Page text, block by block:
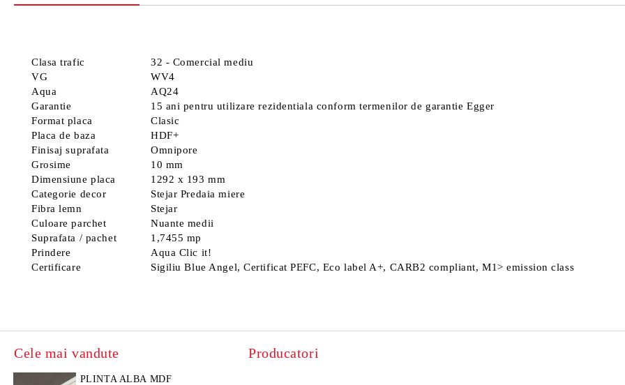
Clasa trafic
32 - Comercial mediu
VG
WV4
Aqua
AQ24
Garantie
15 ani pentru utilizare rezidentiala conform termenilor de garantie Egger
Format placa
Clasic
Placa de baza
HDF+
Finisaj suprafata
Omnipore
Grosime
10 mm
Dimensiune placa
1292 x 193 mm
Categorie decor
Stejar Predaia miere
Fibra lemn
Stejar
Culoare parchet
Nuante medii
Suprafata / pachet
1,7455 mp
Prindere
Aqua Clic it!
Certificare
Sigiliu Blue Angel, Certificat PEFC, Eco label A+, CARB2 compliant, M1> emission class
Cele mai vandute
PLINTA ALBA MDF
Producatori